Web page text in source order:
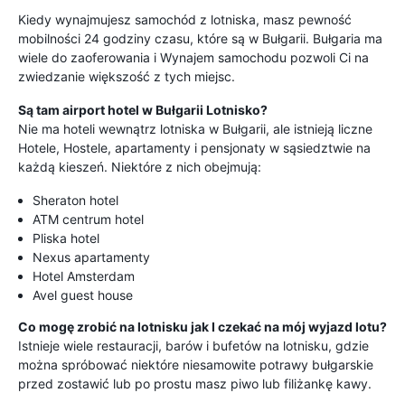
Kiedy wynajmujesz samochód z lotniska, masz pewność
mobilności 24 godziny czasu, które są w Bułgarii. Bułgaria ma
wiele do zaoferowania i Wynajem samochodu pozwoli Ci na
zwiedzanie większość z tych miejsc.
Są tam airport hotel w Bułgarii Lotnisko?
Nie ma hoteli wewnątrz lotniska w Bułgarii, ale istnieją liczne
Hotele, Hostele, apartamenty i pensjonaty w sąsiedztwie na
każdą kieszeń. Niektóre z nich obejmują:
Sheraton hotel
ATM centrum hotel
Pliska hotel
Nexus apartamenty
Hotel Amsterdam
Avel guest house
Co mogę zrobić na lotnisku jak I czekać na mój wyjazd lotu?
Istnieje wiele restauracji, barów i bufetów na lotnisku, gdzie
można spróbować niektóre niesamowite potrawy bułgarskie
przed zostawić lub po prostu masz piwo lub filiżankę kawy.